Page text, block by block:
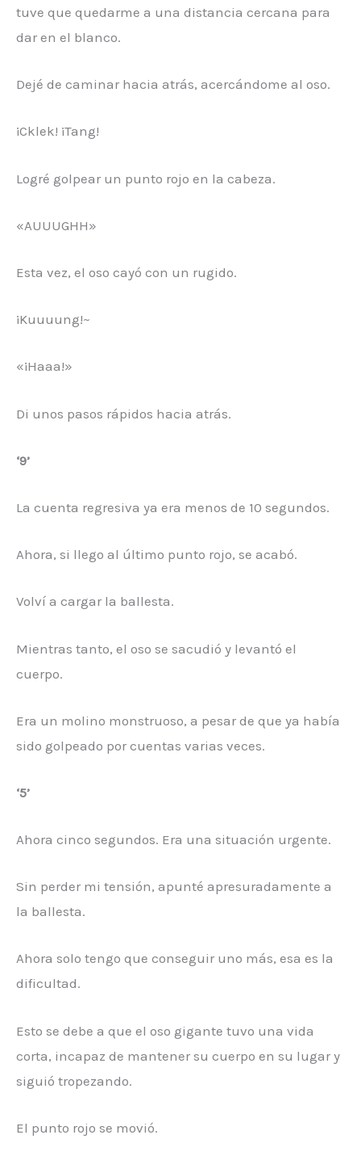
tuve que quedarme a una distancia cercana para
dar en el blanco.
Dejé de caminar hacia atrás, acercándome al oso.
¡Cklek! ¡Tang!
Logré golpear un punto rojo en la cabeza.
«AUUUGHH»
Esta vez, el oso cayó con un rugido.
¡Kuuuung!~
«¡Haaa!»
Di unos pasos rápidos hacia atrás.
‘9’
La cuenta regresiva ya era menos de 10 segundos.
Ahora, si llego al último punto rojo, se acabó.
Volví a cargar la ballesta.
Mientras tanto, el oso se sacudió y levantó el
cuerpo.
Era un molino monstruoso, a pesar de que ya había
sido golpeado por cuentas varias veces.
‘5’
Ahora cinco segundos. Era una situación urgente.
Sin perder mi tensión, apunté apresuradamente a
la ballesta.
Ahora solo tengo que conseguir uno más, esa es la
dificultad.
Esto se debe a que el oso gigante tuvo una vida
corta, incapaz de mantener su cuerpo en su lugar y
siguió tropezando.
El punto rojo se movió.